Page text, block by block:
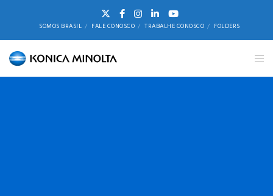
SOMOS BRASIL FALE CONOSCO TRABALHE CONOSCO FOLDERS